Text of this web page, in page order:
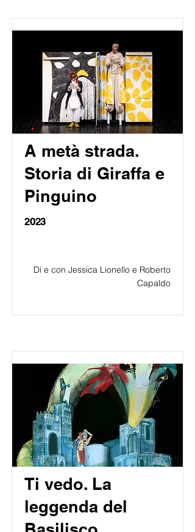
A metà strada.
Storia di Giraffa e
Pinguino
2023
Di e con Jessica Lionello e Roberto
Capaldo
Ti vedo. La
leggenda del